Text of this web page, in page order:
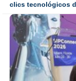
clics tecnológicos